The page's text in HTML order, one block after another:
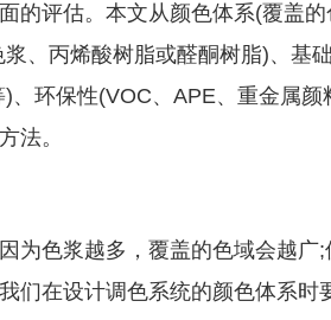
的评估。本文从颜色体系(覆盖的
、丙烯酸树脂或醛酮树脂)、基
、环保性(VOC、APE、重金属
法。
为色浆越多，覆盖的色域会越广
们在设计调色系统的颜色体系时